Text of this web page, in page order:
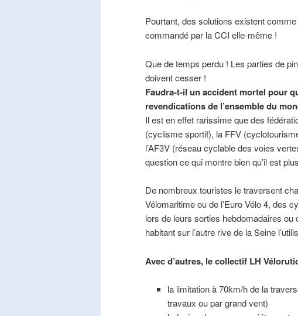
Pourtant, des solutions existent
commandé par la CCI elle-même !
Que de temps perdu ! Les parties de
doivent cesser !
Faudra-t-il un accident mortel pour
revendications de l’ensemble du
Il est en effet rarissime que des
(cyclisme sportif), la FFV
l’AF3V (réseau cyclable des voies
question ce qui montre bien qu’il est
De nombreux touristes le traversent
Vélomaritime ou de l’Euro Vélo 4, des
lors de leurs sorties hebdomadaires
habitant sur l’autre rive de la Seine
Avec d’autres, le collectif LH
la limitation à 70km/h de la
travaux ou par grand vent)